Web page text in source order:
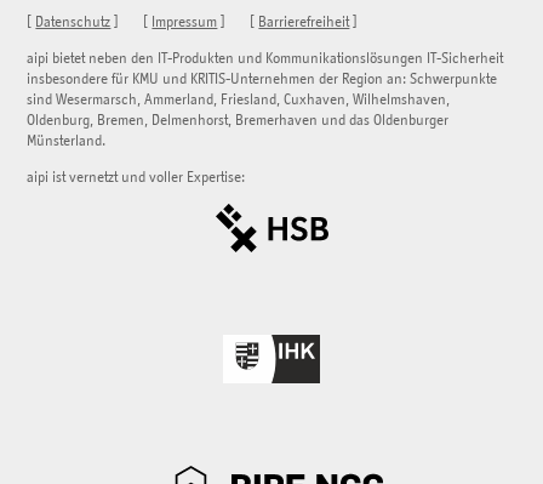
Datenschutz Impressum Barrierefreiheit]
aipi bietet neben den IT-Produkten und Kommunikationslösungen IT-Sicherheit
insbesondere für KMU und KRITIS-Unternehmen der Region an: Schwerpunkte
sind Wesermarsch, Ammerland, Friesland, Cuxhaven, Wilhelmshaven,
Oldenburg, Bremen, Delmenhorst, Bremerhaven und das Oldenburger
Münsterland.
aipi ist vernetzt und voller Expertise: